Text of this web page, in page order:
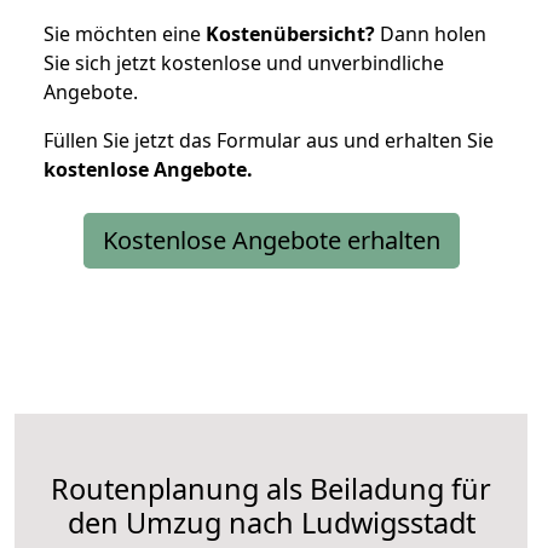
Sie möchten eine Kostenübersicht? Dann holen
Sie sich jetzt kostenlose und unverbindliche
Angebote.
Füllen Sie jetzt das Formular aus und erhalten Sie
kostenloseAngebote.
Kostenlose Angebote erhalten
Routenplanung als Beiladung für
den Umzug nach Ludwigsstadt